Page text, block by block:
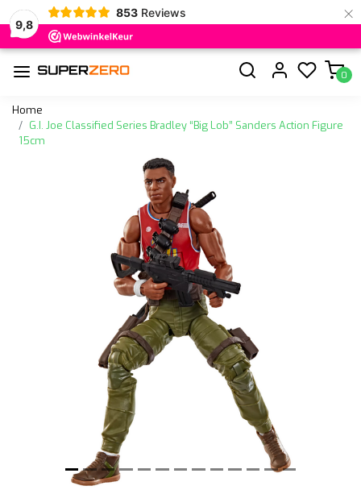
9,8
853 Reviews ×
0
Home
G.I. Joe Classified Series Bradley “Big Lob” Sanders Action Figure
15cm